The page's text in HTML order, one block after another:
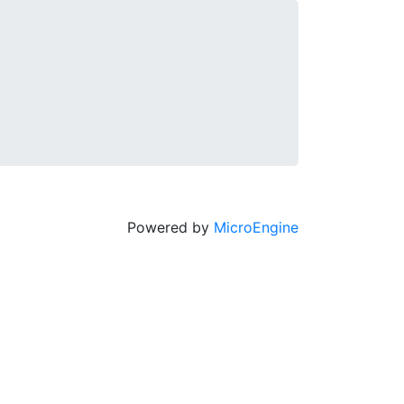
Powered by MicroEngine